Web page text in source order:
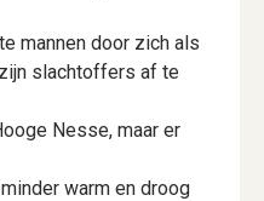
mannen door zich als
zijn slachtoffers af te
Nesse, maar er
warm en droog